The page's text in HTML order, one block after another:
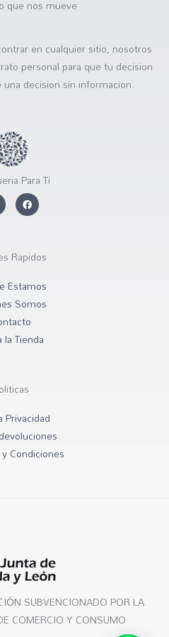
que nos mueve
en cualquier sitio, nosotros
personal para que tu decision
decision sin informacion.
Para Ti
F
a
c
o
k
Rapidos
Estamos
Somos
la Tienda
Privacidad
Condiciones
SUBVENCIONADO POR LA
COMERCIO Y CONSUMO